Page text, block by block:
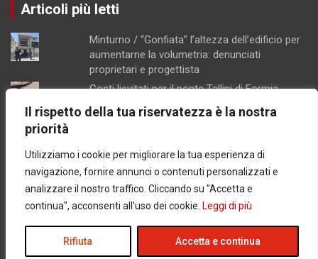
Il rispetto della tua riservatezza è la nostra
priorità
Utilizziamo i cookie per migliorare la tua esperienza di
navigazione, fornire annunci o contenuti personalizzati e
analizzare il nostro traffico. Cliccando su "Accetta e
continua", acconsenti all'uso dei cookie. Leggi di più
Rifiuta Accetta e continua
Articoli più letti
Minturno / “Gonfiata” l’altezza dell’edificio per
aumentarne la volumetria: denunciati
proprietari e progettista
Costi lievitati per il ponte Tallini di Formia,
l'analisi della consigliera Immacolata Arnone
tre studenti, salta la prima classe
Ex Salid, il tar mette in crisi il diniego del
comune di Formia
Ponza / Cantiere di quasi 200 metri quadrati
sequestro e denuncia